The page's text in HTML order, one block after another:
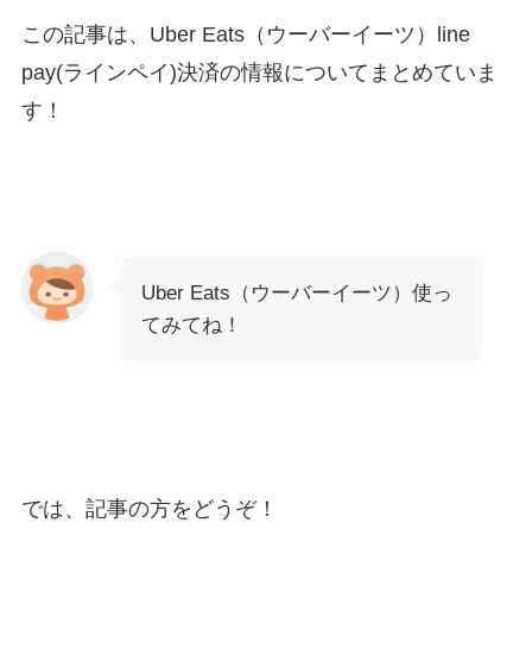
この記事は、Uber Eats（ウーバーイーツ）line
pay(ラインペイ)決済の情報についてまとめていま
す！
Uber Eats（ウーバーイーツ）使っ
てみてね！
では、記事の方をどうぞ！